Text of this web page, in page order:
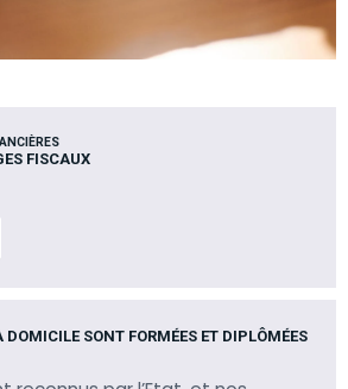
FISCAUX
DOMICILE SONT FORMÉES ET DIPLÔMÉES